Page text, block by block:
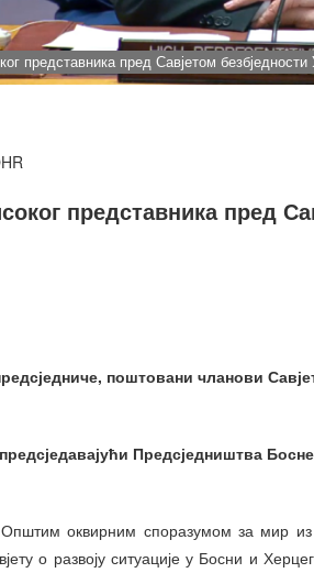
представника пред Савјетом
представника пред
поштовани чланови
Предсједништва
оквирним споразумом за мир из
о развоју ситуације у Босни и